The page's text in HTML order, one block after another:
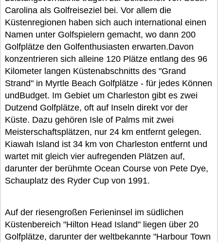
Carolina als Golfreiseziel bei. Vor allem die
Küstenregionen haben sich auch international einen
Namen unter Golfspielern gemacht, wo dann 200
Golfplätze den Golfenthusiasten erwarten.Davon
konzentrieren sich alleine 120 Plätze entlang des 96
Kilometer langen Küstenabschnitts des "Grand
Strand" in Myrtle Beach Golfplätze - für jedes Können
undBudget. Im Gebiet um Charleston gibt es zwei
Dutzend Golfplätze, oft auf Inseln direkt vor der
Küste. Dazu gehören Isle of Palms mit zwei
Meisterschaftsplätzen, nur 24 km entfernt gelegen.
Kiawah Island ist 34 km von Charleston entfernt und
wartet mit gleich vier aufregenden Plätzen auf,
darunter der berühmte Ocean Course von Pete Dye,
Schauplatz des Ryder Cup von 1991.
Auf der riesengroßen Ferieninsel im südlichen
Küstenbereich "Hilton Head Island" liegen über 20
Golfplätze, darunter der weltbekannte "Harbour Town